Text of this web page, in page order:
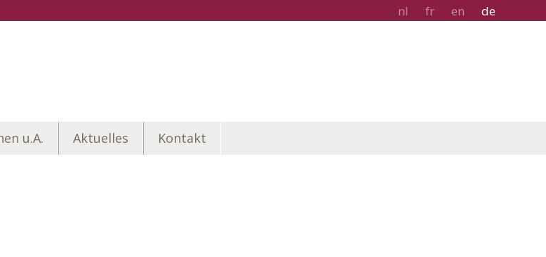
nl fr en de
u.A. Aktuelles Kontakt